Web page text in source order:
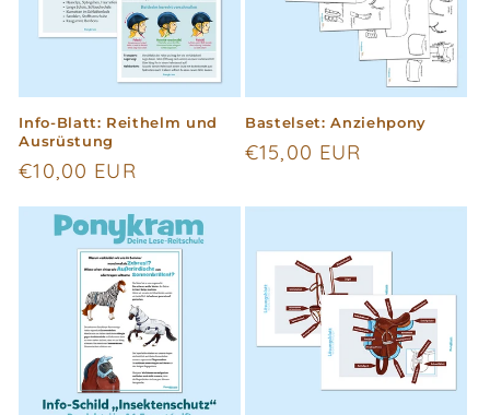
Info-Blatt: Reithelm und
Ausrüstung
Normaler
€10,00 EUR
Bastelset: Anziehpony
Normaler
€15,00 EUR